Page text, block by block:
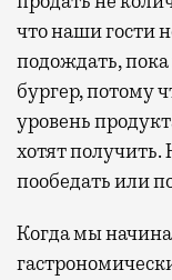
что наши гости
подождать,
бургер, потому
уровень
хотят получить.
пообедать или
Когда мы